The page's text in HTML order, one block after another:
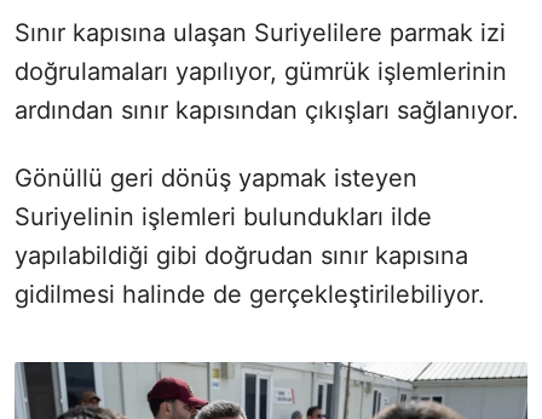
Sınır kapısına ulaşan Suriyelilere parmak izi
doğrulamaları yapılıyor, gümrük işlemlerinin
ardından sınır kapısından çıkışları sağlanıyor.
Gönüllü geri dönüş yapmak isteyen
Suriyelinin işlemleri bulundukları ilde
yapılabildiği gibi doğrudan sınır kapısına
gidilmesi halinde de gerçekleştirilebiliyor.